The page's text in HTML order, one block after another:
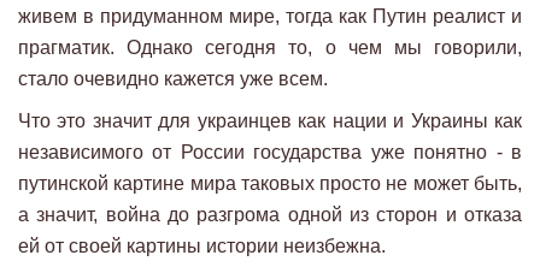
живем в придуманном мире, тогда как Путин реалист и
прагматик. Однако сегодня то, о чем мы говорили,
стало очевидно кажется уже всем.
Что это значит для украинцев как нации и Украины как
независимого от России государства уже понятно - в
путинской картине мира таковых просто не может быть,
а значит, война до разгрома одной из сторон и отказа
ей от своей картины истории неизбежна.